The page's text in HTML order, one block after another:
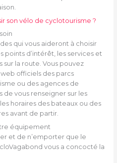
son vélo de cyclotourisme ?
qui vous aideront à choisir
d’intérêt, les services et
la route. Vous pouvez
officiels des parcs
ou des agences de
de vous renseigner sur les
horaires des bateaux ou des
avant de partir.
équipement
et de n’emporter que le
vous a concocté la